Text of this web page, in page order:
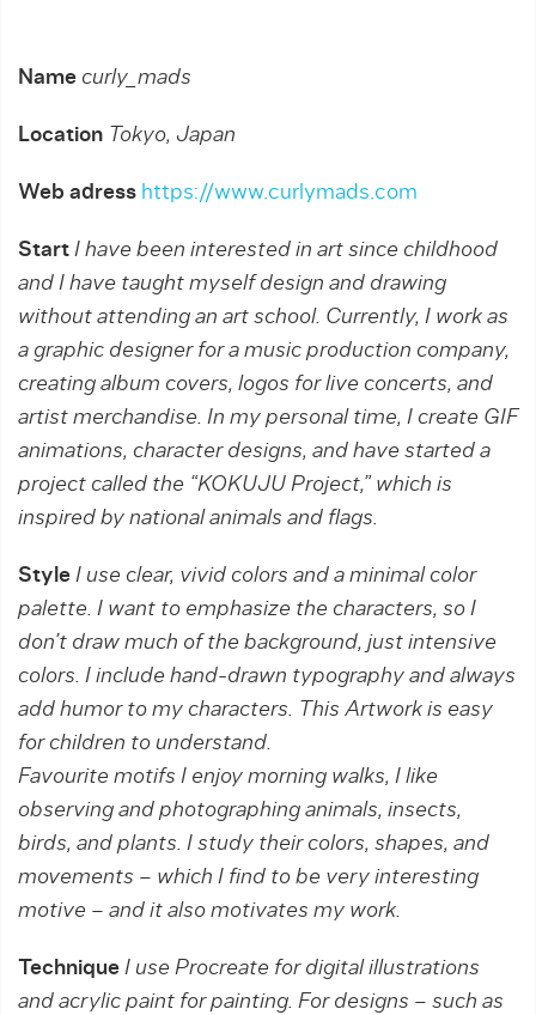
Name curly_mads
Location Tokyo, Japan
Web adress https://www.curlymads.com
Start I have been interested in art since childhood
and I have taught myself design and drawing
without attending an art school. Currently, I work as
a graphic designer for a music production company,
creating album covers, logos for live concerts, and
artist merchandise. In my personal time, I create GIF
animations, character designs, and have started a
project called the “KOKUJU Project,” which is
inspired by national animals and flags.
Style I use clear, vivid colors and a minimal color
palette. I want to emphasize the characters, so I
don’t draw much of the background, just intensive
colors. I include hand-drawn typography and always
add humor to my characters. This Artwork is easy
for children to understand.
Favourite motifs I enjoy morning walks, I like
observing and photographing animals, insects,
birds, and plants. I study their colors, shapes, and
movements – which I find to be very interesting
motive – and it also motivates my work.
Technique I use Procreate for digital illustrations
and acrylic paint for painting. For designs – such as